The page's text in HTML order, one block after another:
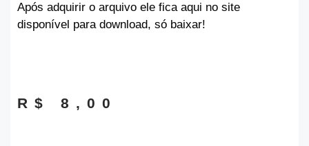
Após adquirir o arquivo ele fica aqui no site
disponível para download, só baixar!
R$ 8,00